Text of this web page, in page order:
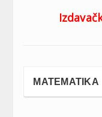
MATEMATIKA